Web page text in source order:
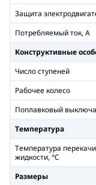
Защита
Потребляемый ток, А
Конструктивные
Число ступеней
Рабочее колесо
Поплавковый
Температура
Температура
жидкости, °С
Размеры